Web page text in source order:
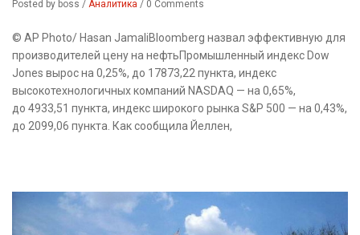
Posted by boss / Аналитика / 0 Comments
© AP Photo/ Hasan JamaliBloomberg назвал эффективную для
производителей цену на нефтьПромышленный индекс Dow
Jones вырос на 0,25%, до 17873,22 пункта, индекс
высокотехнологичных компаний NASDAQ — на 0,65%,
до 4933,51 пункта, индекс широкого рынка S&P 500 — на 0,43%,
до 2099,06 пункта. Как сообщила Йеллен,